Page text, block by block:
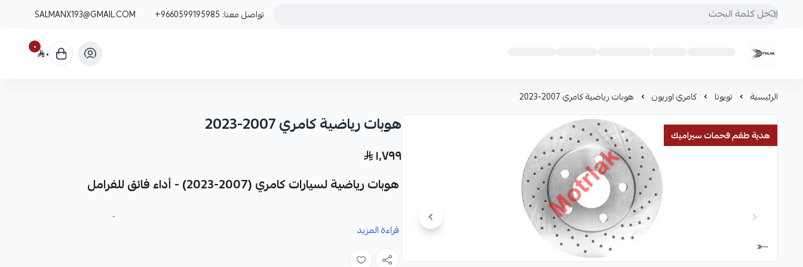
تواصل معنا: +9660599195985
SALMANX193@GMAIL.COM
Motrlak
٠ ٠
الرئيسية تويوتا كامري اوريون هوبات رياضية كامري 2007-2023
هدية طقم فحمات سيراميك هوبات رياضية كامري 2007-2023
١٬٧٩٩
هوبات رياضية لسيارات كامري (2007-2023) - أداء فائق للفرامل
نوفر لك هوبات رياضية مخرمة كقطعة غيار متينة وعالية الجودة مصممة خصيصاً لسيارات كامري
موديلات 2007 إلى 2023.
قراءة المزيد